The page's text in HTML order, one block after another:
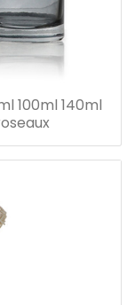
100ml 140ml